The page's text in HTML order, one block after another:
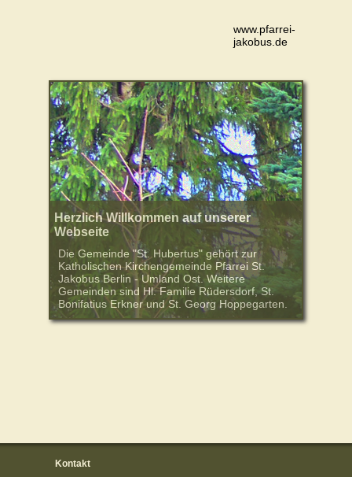
www.pfarrei-
jakobus.de
Herzlich Willkommen auf unserer
Webseite
Die Gemeinde "St. Hubertus" gehört zur
Katholischen Kirchengemeinde Pfarrei St.
Jakobus Berlin - Umland Ost. Weitere
Gemeinden sind Hl. Familie Rüdersdorf, St.
Bonifatius Erkner und St. Georg Hoppegarten.
Kontakt